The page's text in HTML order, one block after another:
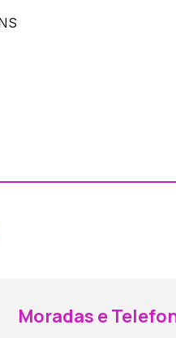
ao Facebook
ao
Moradas e